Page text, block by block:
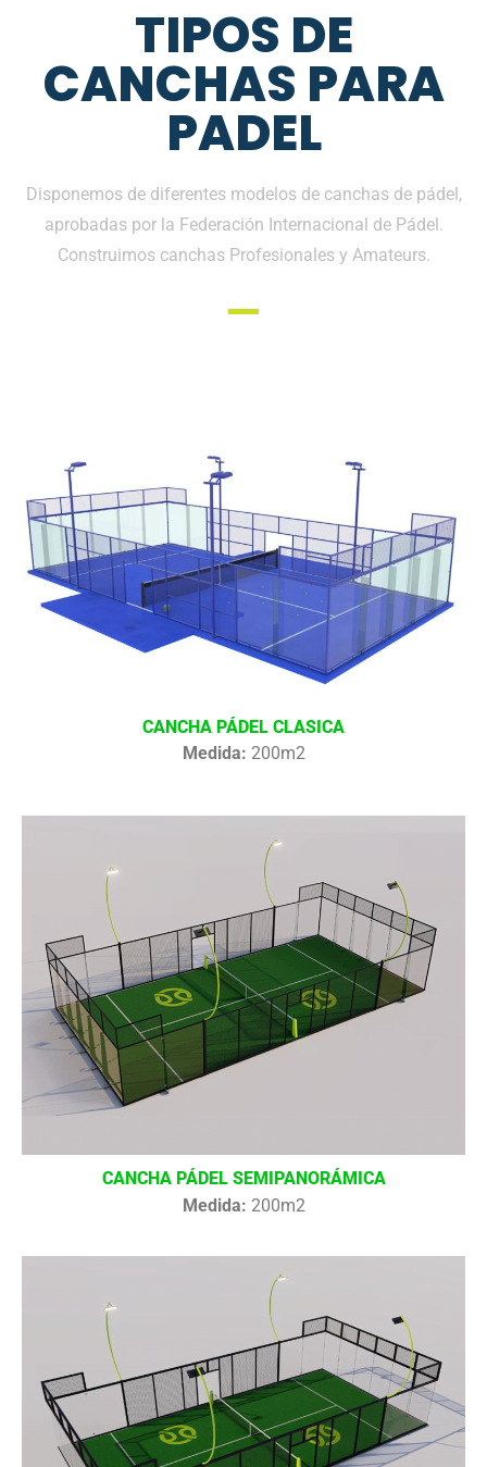
TIPOS DE
CANCHAS PARA
PADEL
Disponemos de diferentes modelos de canchas de pádel,
aprobadas por la Federación Internacional de Pádel.
Construimos canchas Profesionales y Amateurs.
CANCHA PÁDEL CLASICA
Medida: 200m2
CANCHA PÁDEL SEMIPANORÁMICA
Medida: 200m2